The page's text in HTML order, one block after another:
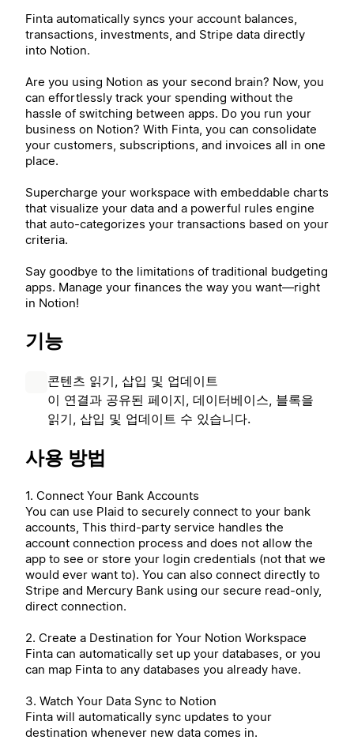
Finta automatically syncs your account balances,
transactions, investments, and Stripe data directly
into Notion.
Are you using Notion as your second brain? Now, you
can effortlessly track your spending without the
hassle of switching between apps. Do you run your
business on Notion? With Finta, you can consolidate
your customers, subscriptions, and invoices all in one
place.
Supercharge your workspace with embeddable charts
that visualize your data and a powerful rules engine
that auto-categorizes your transactions based on your
criteria.
Say goodbye to the limitations of traditional budgeting
apps. Manage your finances the way you want—right
in Notion!
기능
콘텐츠 읽기, 삽입 및 업데이트
이 연결과 공유된 페이지, 데이터베이스, 블록을
읽기, 삽입 및 업데이트 수 있습니다.
사용 방법
1. Connect Your Bank Accounts
You can use Plaid to securely connect to your bank
accounts, This third-party service handles the
account connection process and does not allow the
app to see or store your login credentials (not that we
would ever want to). You can also connect directly to
Stripe and Mercury Bank using our secure read-only,
direct connection.
2. Create a Destination for Your Notion Workspace
Finta can automatically set up your databases, or you
can map Finta to any databases you already have.
3. Watch Your Data Sync to Notion
Finta will automatically sync updates to your
destination whenever new data comes in.